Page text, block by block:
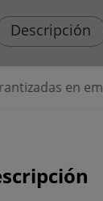
Descripción
en empresa